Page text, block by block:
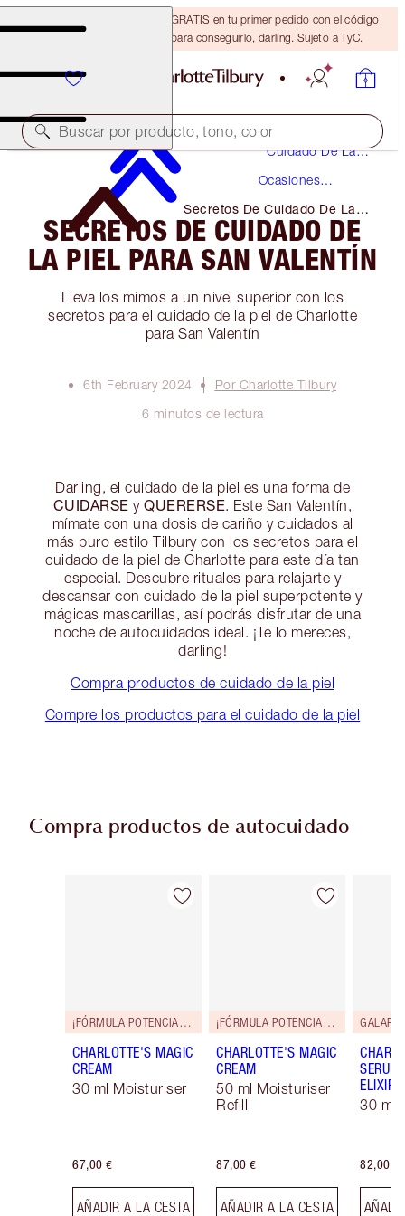
15 % de descuento + ENVÍO GRATIS en tu primer pedido con el código
DARLING15. Inicia sesión para conseguirlo, darling. Sujeto a TyC.
Buscar por producto, tono, color
Cuidado De La
Ocasiones
Secretos De Cuidado De La
Piel Para San Valentín
SECRETOS DE CUIDADO DE
LA PIEL PARA SAN VALENTÍN
Lleva los mimos a un nivel superior con los
secretos para el cuidado de la piel de Charlotte
para San Valentín
6th February 2024
Por Charlotte Tilbury
6 minutos de lectura
Darling, el cuidado de la piel es una forma de
CUIDARSE yQUERERSE. Este San Valentín,
mímate con una dosis de cariño y cuidados al
más puro estilo Tilbury con los secretos para el
cuidado de la piel de Charlotte para este día tan
especial. Descubre rituales para relajarte y
descansar con cuidado de la piel superpotente y
mágicas mascarillas, así podrás disfrutar de una
noche de autocuidados ideal. ¡Te lo mereces,
darling!
Compra productos de cuidado de la piel
Compre los productos para el cuidado de la piel
Compra productos de autocuidado
Artículo 1 de 114
¡FÓRMULA POTENCIADA!
CHARLOTTE'S MAGIC
CREAM
30 ml Moisturiser
67,00 €
AÑADIR A LA CESTA
Artículo 2 de 114
¡FÓRMULA POTENCIADA!
CHARLOTTE'S MAGIC
CREAM
50 ml Moisturiser
Refill
87,00 €
AÑADIR A LA CESTA
SERUM
ELIXIR
30 ml
82,00 €